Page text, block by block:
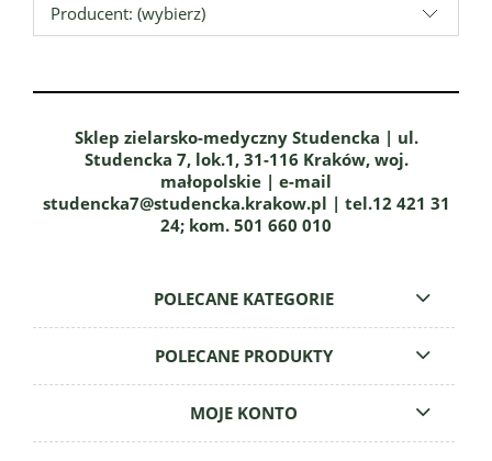
Producent: (wybierz)
Sklep zielarsko-medyczny Studencka | ul.
Studencka 7, lok.1, 31-116 Kraków, woj.
małopolskie | e-mail
studencka7@studencka.krakow.pl | tel.12 421 31
24; kom. 501 660 010
POLECANE KATEGORIE
POLECANE PRODUKTY
MOJE KONTO